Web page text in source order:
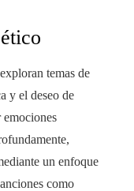
temas de
y el deseo de
emociones
un enfoque
como